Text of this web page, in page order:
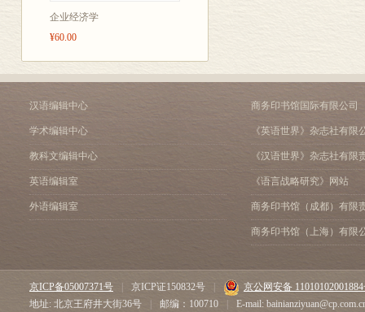
企业经济学
¥60.00
勘探活动的空间偏
找矿过程中的行动
采矿、矿产消费和世界
空间分布
私有部门的生产决
政府作用的导入
注释
第四章 矿业生产过程的
经济效率目标
效率概念
实践中的技术效率
汉语编辑中心
学术编辑中心
教科文编辑中心
英语编辑室
外语编辑室
商务印书馆国际有限公司
《英语世界》杂志社有限
《汉语世界》杂志社有限
《语言战略研究》网站
商务印书馆（成都）有限
商务印书馆（上海）有限
京ICP备05007371号 京ICP证150832号
京公网安备
地址: 北京王府井大街36号
邮编：100710 E-mail: